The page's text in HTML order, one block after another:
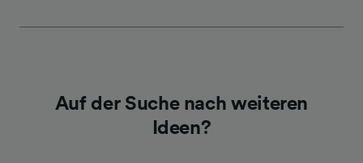
Auf der Suche nach weiteren
Ideen?
verwendet, wenn Sie uns gebeten haben, Ihr
Folgendes bereitzustellen:
Verwendung genauer Standortdaten.
Endgeräteeigenschaften zur Identifikation